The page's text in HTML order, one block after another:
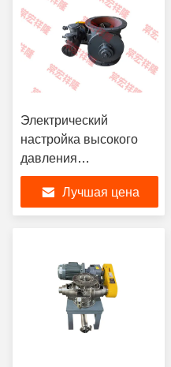
Электрический
настройка высокого
давления
вращающийся клапан
нержавеющей стали
диспенсер
Лучшая цена